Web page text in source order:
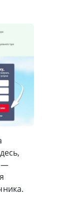
—